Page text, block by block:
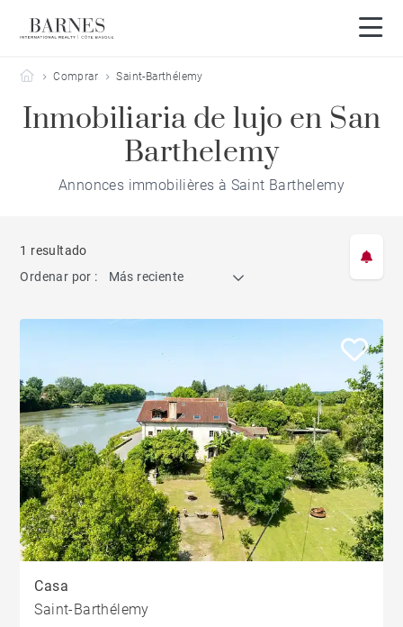
Barnes Côte Basque
Comprar Saint-Barthélemy
Inmobiliaria de lujo en San
Barthelemy
Annonces immobilières à Saint Barthelemy
1 resultado
Ordenar por :
Más reciente
Casa
Saint-Barthélemy